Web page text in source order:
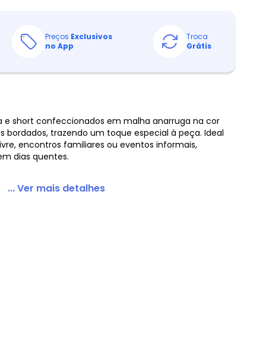
Rosa
Preços Exclusivos
no App
Troca
Grátis
e short confeccionados em malha anarruga na cor
bordados, trazendo um toque especial à peça. Ideal
encontros familiares ou eventos informais,
dias quentes.
... Ver mais detalhes